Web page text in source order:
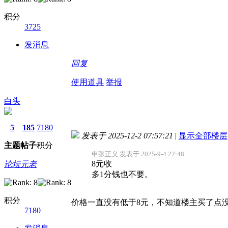
积分
3725
发消息
回复
使用道具 举报
白头
5
主题
185
帖子
7180
积分
论坛元老
积分
7180
发表于 2025-12-2 07:57:21 | 显示全部楼层
申张正义 发表于 2025-9-4 22:48
8元收
多1分钱也不要。
价格一直没有低于8元，不知道楼主买了点